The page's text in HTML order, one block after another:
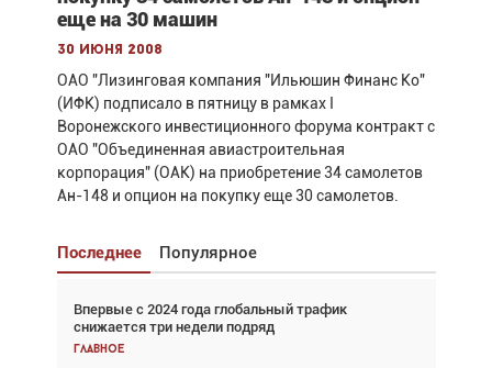
еще на 30 машин
30 июня 2008
ОАО "Лизинговая компания "Ильюшин Финанс Ко"
(ИФК) подписало в пятницу в рамках I
Воронежского инвестиционного форума контракт с
ОАО "Объединенная авиастроительная
корпорация" (ОАК) на приобретение 34 самолетов
Ан-148 и опцион на покупку еще 30 самолетов.
Последнее Популярное
Впервые с 2024 года глобальный трафик
снижается три недели подряд
Главное
Взгляд с высоты: тандем вертолётов и БПЛА в
спасательных операциях
Главное